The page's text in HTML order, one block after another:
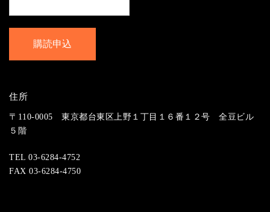
住所
〒110-0005 東京都台東区上野１丁目１６番１２号 全豆ビル
５階
TEL 03-6284-4752
FAX 03-6284-4750